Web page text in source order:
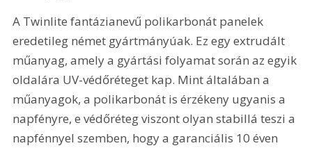
A Twinlite fantázianevű polikarbonát panelek
eredetileg német gyártmányúak. Ez egy extrudált
műanyag, amely a gyártási folyamat során az egyik
oldalára UV-védőréteget kap. Mint általában a
műanyagok, a polikarbonát is érzékeny ugyanis a
napfényre, e védőréteg viszont olyan stabillá teszi a
napfénnyel szemben, hogy a garanciális 10 éven